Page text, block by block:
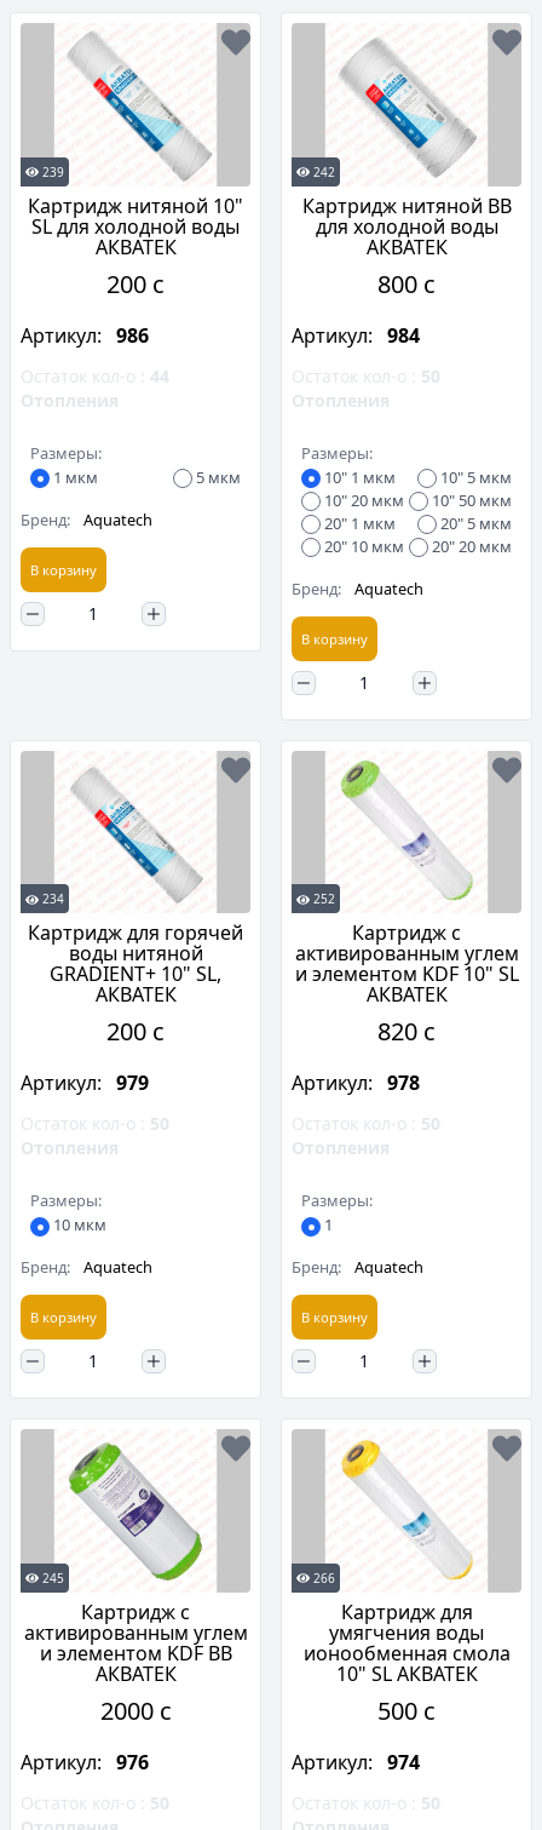
239
Картридж нитяной 10"
SL для холодной воды
АКВАТЕК
200 c
Артикул: 986
Остаток кол-о : 44
Отопления
Размеры:
1 мкм
5 мкм
Бренд:
Aquatech
В корзину
242
Картридж нитяной BB
для холодной воды
АКВАТЕК
800 c
Артикул: 984
Остаток кол-о : 50
Отопления
Размеры:
10" 1 мкм
10" 5 мкм
10" 20 мкм
10" 50 мкм
20" 1 мкм
20" 5 мкм
20" 10 мкм
20" 20 мкм
Бренд:
Aquatech
В корзину
234
Картридж для горячей
воды нитяной
GRADIENT+ 10" SL,
АКВАТЕК
200 c
Артикул: 979
Остаток кол-о : 50
Отопления
Размеры:
10 мкм
Бренд:
Aquatech
В корзину
252
Картридж с
активированным углем
и элементом KDF 10" SL
АКВАТЕК
820 c
Артикул: 978
Остаток кол-о : 50
Отопления
Размеры:
1
Бренд:
Aquatech
В корзину
245
Картридж с
активированным углем
и элементом KDF BB
АКВАТЕК
2000 c
Артикул: 976
Остаток кол-о : 50
266
Картридж для
умягчения воды
ионообменная смола
10" SL АКВАТЕК
500 c
Артикул: 974
Остаток кол-о : 50